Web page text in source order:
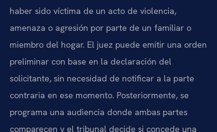
haber sido víctima de un acto de violencia,
amenaza o agresión por parte de un familiar o
miembro del hogar. El juez puede emitir una orden
preliminar con base en la declaración del
solicitante, sin necesidad de notificar a la parte
contraria en ese momento. Posteriormente, se
programa una audiencia donde ambas partes
comparecen y el tribunal decide si concede una